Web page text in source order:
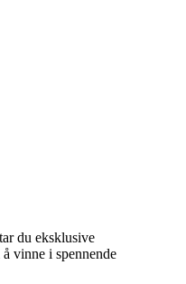
du eksklusive
vinne i spennende